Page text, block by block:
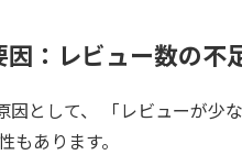
：レビュー数の不
因として、 「レビューが
もあります。